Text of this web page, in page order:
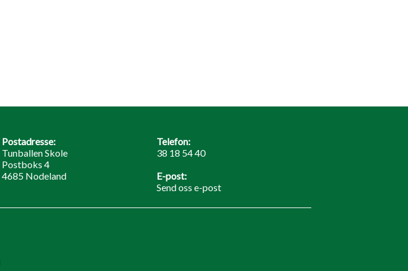
Postadresse:
Tunballen Skole
Postboks 4
4685 Nodeland
Telefon:
38 18 54 40
E-post:
Send oss e-post